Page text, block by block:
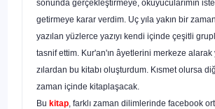
sonunda gerçekleştirmeye, okuyucularımın
getirmeye karar verdim. Uç yıla yakın bir
yazılan yüzlerce yazıyı kendi içinde çeşitli
tasnif ettim. Kur'an'ın âyetlerini merkeze alarak
zılardan bu kitabı oluşturdum. Kısmet olursa
zaman içinde kitaplaşacak.
Bu kitap, farklı zaman dilimlerinde facebook